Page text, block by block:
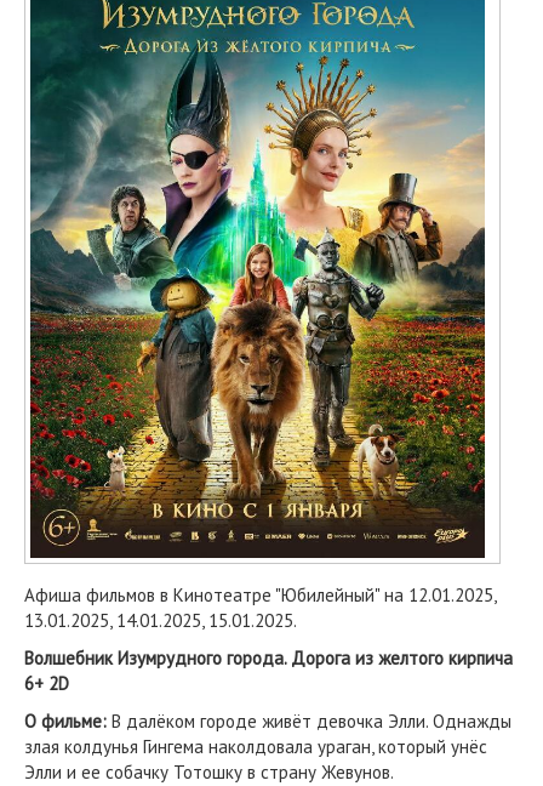
Афиша фильмов в Кинотеатре "Юбилейный" на 12.01.2025,
13.01.2025, 14.01.2025, 15.01.2025.
Волшебник Изумрудного города. Дорога из желтого кирпича
6+ 2D
О фильме: В далёком городе живёт девочка Элли. Однажды
злая колдунья Гингема наколдовала ураган, который унёс
Элли и ее собачку Тотошку в страну Жевунов.